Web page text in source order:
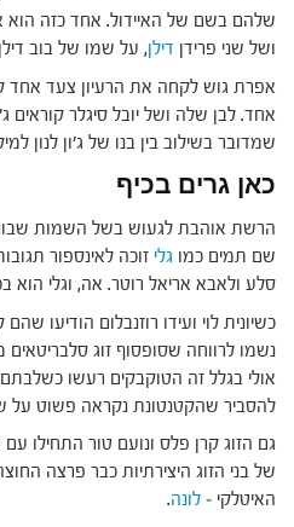
שלהם בשם של האיידול. אחד כזה הוא
ושל שני פרידן דילן, על שמו של בוב
אפרת גוש לקחה את הרעיון צעד אחד
אחד. לבן שלה ושל יובל סיגלר קוראים
שמדובר בשילוב בין בנו של ג'ון לנון
כאן גרים בכיף
הרשת אוהבת לגעוש בשל השמות
שם תמים כמו גלי זוכה לאינספור
סלע ולאבא אריאל רוטר. אה, וגלי הוא
כשיונית לוי ועידו רוזנבלום הודיעו
נשמו לרווחה שסופסוף זוג
אולי בגלל זה הטוקבקים רעשו
להסביר שהקטנטונת נקראה פשוט
גם הזוג קרן פלס ונועם טור התחילו עם
של בני הזוג היצירתיות כבר פרצה
האיטלקי – לונה.